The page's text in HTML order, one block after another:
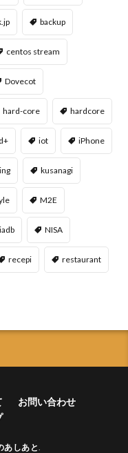
backup
centos stream
Dovecot
hard-core hardcore
iot iPhone
kusanagi
M2E
NISA
recepi restaurant
お問い合わせ
あしあと.